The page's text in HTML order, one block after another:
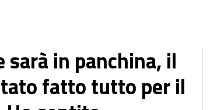
sarà in panchina, il
fatto tutto per il